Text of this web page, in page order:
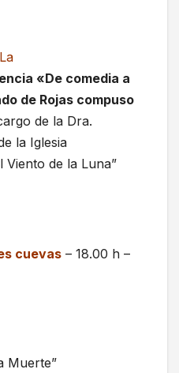
«De comedia a
de Rojas compuso
de la Dra.
la Iglesia
Viento de la Luna”
cuevas – 18.00 h –
Muerte”